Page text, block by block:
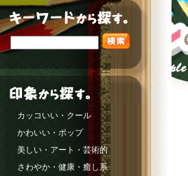
カッコいい・クール
かわいい・ポップ
美しい・アート・芸術的
さわやか・健康・癒し系